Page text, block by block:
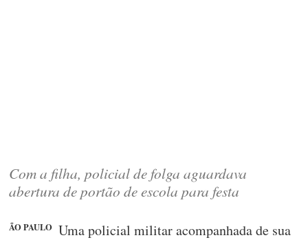
Com a filha, policial de folga aguardava
abertura de portão de escola para festa
ÃO PAULO Uma policial militar acompanhada de sua